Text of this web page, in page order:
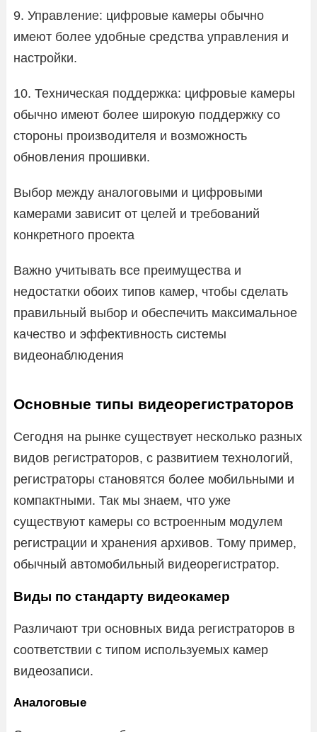
9. Управление: цифровые камеры обычно
имеют более удобные средства управления и
настройки.
10. Техническая поддержка: цифровые камеры
обычно имеют более широкую поддержку со
стороны производителя и возможность
обновления прошивки.
Выбор между аналоговыми и цифровыми
камерами зависит от целей и требований
конкретного проекта
Важно учитывать все преимущества и
недостатки обоих типов камер, чтобы сделать
правильный выбор и обеспечить максимальное
качество и эффективность системы
видеонаблюдения
Основные типы видеорегистраторов
Сегодня на рынке существует несколько разных
видов регистраторов, с развитием технологий,
регистраторы становятся более мобильными и
компактными. Так мы знаем, что уже
существуют камеры со встроенным модулем
регистрации и хранения архивов. Тому пример,
обычный автомобильный видеорегистратор.
Виды по стандарту видеокамер
Различают три основных вида регистраторов в
соответствии с типом используемых камер
видеозаписи.
Аналоговые